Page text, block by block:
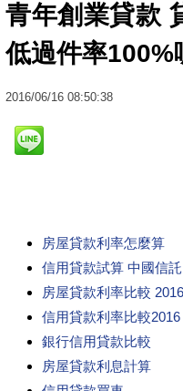
青年創業貸款
低過件率100%
2016/06/16 08:50:38
房屋貸款利率怎麼算
信用貸款試算 中國信託
房屋貸款利率比較 2016
信用貸款利率比較2016
銀行信用貸款比較
房屋貸款利息計算